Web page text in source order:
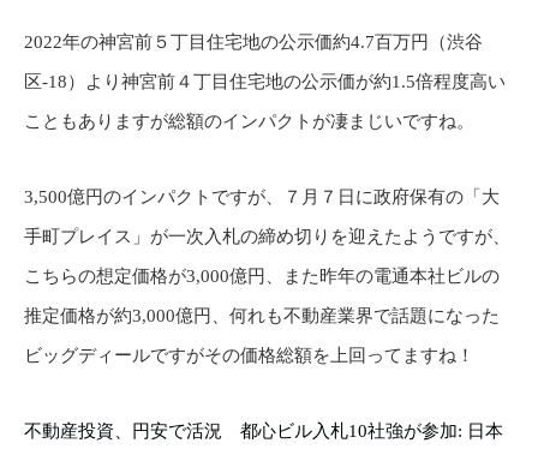
2022年の神宮前５丁目住宅地の公示価約4.7百万円（渋谷
区-18）より神宮前４丁目住宅地の公示価が約1.5倍程度高い
こともありますが総額のインパクトが凄まじいですね。
3,500億円のインパクトですが、７月７日に政府保有の「大
手町プレイス」が一次入札の締め切りを迎えたようですが、
こちらの想定価格が3,000億円、また昨年の電通本社ビルの
推定価格が約3,000億円、何れも不動産業界で話題になった
ビッグディールですがその価格総額を上回ってますね！
不動産投資、円安で活況 都心ビル入札10社強が参加: 日本